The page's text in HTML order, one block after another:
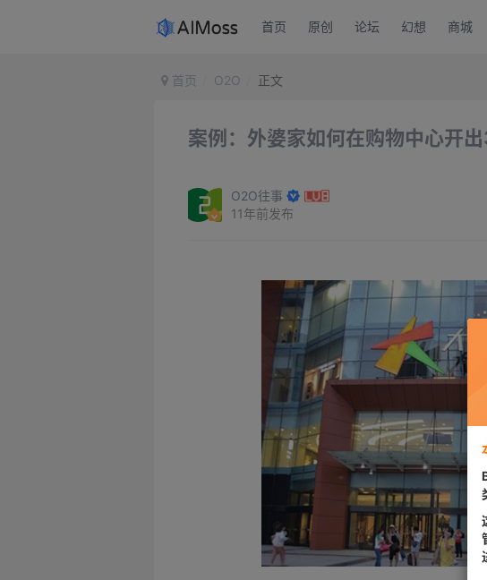
首页 原创 论坛 幻想 商城
首页 O2O 正文
案例：外婆家如何在购物中心开出
O2O往事
11年前发布